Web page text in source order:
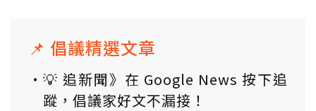
📌 倡議精選文章
💡 追新聞》在 Google News 按下追
蹤，倡議家好文不漏接！